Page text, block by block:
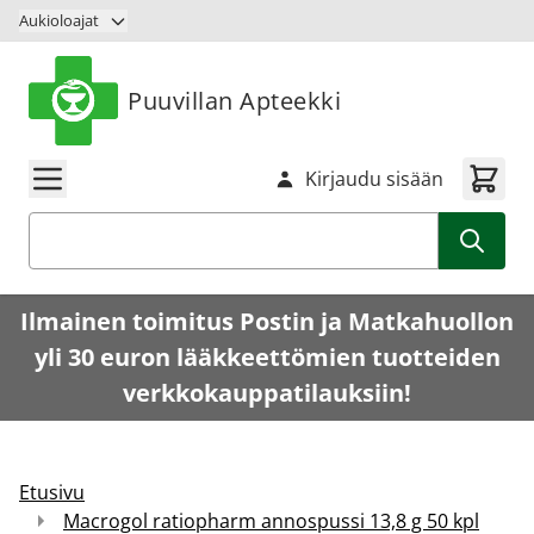
Siirry sisältöön
Aukioloajat
Puuvillan Apteekki
Kirjaudu sisään
Ilmainen toimitus Postin ja Matkahuollon
yli 30 euron lääkkeettömien tuotteiden
verkkokauppatilauksiin!
Etusivu
Macrogol ratiopharm annospussi 13,8 g 50 kpl